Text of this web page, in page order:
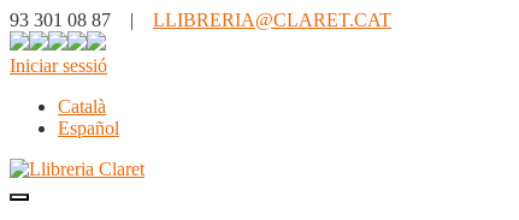
93 301 08 87 | LLIBRERIA@CLARET.CAT
Iniciar sessió
Català
Español